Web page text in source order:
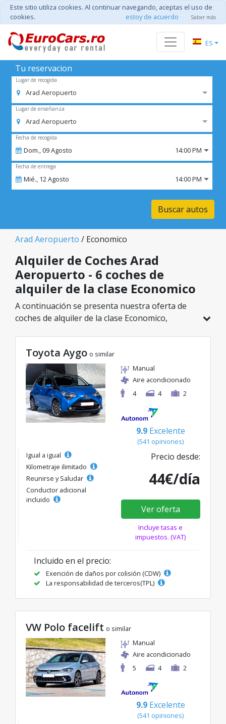
Este sitio utiliza cookies. Al continuar navegando, aceptas el uso de
cookies.
estoy de acuerdo Saber más
ES
Tu reservacion
Lugar de recogida
Arad Aeropuerto
Lugar de enseñanza
Arad Aeropuerto
Fecha de recogida
Dom.,09Agosto 14:00 PM
Fecha de entrega
Mié., 12Agosto 14:00 PM
Buscar autos
Arad Aeropuerto / Economico
Alquiler de Coches Arad
Aeropuerto - 6 coches de
alquiler de la clase Economico
A continuación se presenta nuestra oferta de
coches de alquiler de la clase Economico,
modelo ideal de la categoría seleccionada, con
tarifas excelentes desde solo 12€/día.
Toyota Aygo o similar
Manual
Aire acondicionado
4
4 2
9.9 Excelente
(541 opiniones)
Igual a igual
Kilometraje ilimitado
Reunirse y Saludar
Conductor adicional
incluido
Precio desde:
44€/día
Ver oferta
Incluye tasas e
impuestos. (VAT)
Incluido en el precio:
Exención de daños por colisión (CDW)
La responsabilidad de terceros(TPL)
VW Polo facelift o similar
Manual
Aire acondicionado
5
4 2
9.9 Excelente
(541 opiniones)